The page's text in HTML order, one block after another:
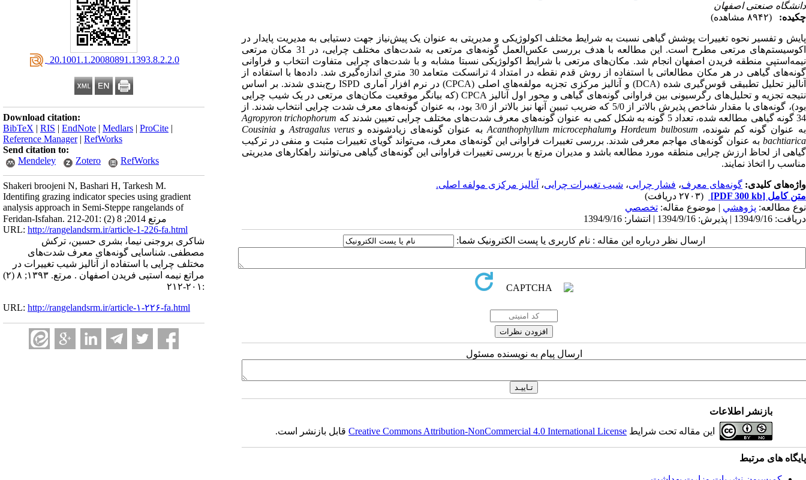
‎ 20.1001.1.20080891.1393.8.2.2.0
Download citation:
BibTeX | RIS | EndNote | Medlars | ProCite |
Reference Manager| RefWorks
Send citation to:
Mendeley
Zotero RefWorks
Shakeri broojeni N, Bashari H, Tarkesh M.
Identifing grazing indicator species using gradient
analysis approach in Semi-Steppe rangelands of
Feridan-Isfahan. مرتع 2014; 8 (2) :201-212
URL: http://rangelandsrm.ir/article-1-226-fa.html
شاکری بروجنی نیما، بشری حسین، ترکش
مصطفی. شناسایی گونه‌های معرف شدت‌های
مختلف چرایی با استفاده از آنالیز شیب تغییرات در
مراتع نیمه استپی فریدن اصفهان . مرتع. ۱۳۹۳; ۸ (۲)
:۲۰۱-۲۱۲
URL: http://rangelandsrm.ir/article-۱-۲۲۶-fa.html
دانشگاه صنعتی اصفهان
چکیده:
(۸۹۴۲ مشاهده)
پایش و تفسیر نحوه تغییرات پوشش گیاهی نسبت به شرایط مختلف اکولوژیکی و مدیریتی به عنوان یک پیش‌نیاز جهت دستیابی به مدیریت پایدار در
اکوسیستم‌های مرتعی مطرح است. این مطالعه با هدف بررسی عکس‌العمل گونه‌های مرتعی به شدت‌های مختلف چرایی، در 31 مکان مرتعی
نیمه‌استپی منطقه فریدن اصفهان انجام شد. مکان‌های مرتعی با شرایط اکولوژیکی نسبتا مشابه و با شدت‌های چرایی متفاوت انتخاب و فراوانی
گونه‌های گیاهی در هر مکان مطالعاتی با استفاده از روش قدم نقطه در امتداد 4 ترانسکت متعامد 30 متری اندازه‌گیری شد. داده‌ها با استفاده از
آنالیز تحلیل تطبیقی قوس‌گیری شده (DCA) و آنالیز مرکزی تجزیه‌ مولفه‌های اصلی (CPCA) در نرم افزار آماری ISPDرج‌بندی شدند. بر اساس
نتیجه‌ تجزیه و تحلیل‌های رگرسیونی بین فراوانی گونه‌های گیاهی و محور اول آنالیز CPCA (که بیانگر موقعیت مکان‌های مرتعی در یک شیب چرایی
بود)، گونه‌های با مقدار شاخص پذیرش بالاتر از 5/0 که ضریب تبیین آنها نیز بالاتر از 3/0 بود، به عنوان گونه‌های معرف شدت چرایی انتخاب شدند. از
34 گونه‌ گیاهی مطالعه شده، تعداد 5 گونه‌ به شکل کمی به عنوان گونه‌های معرف شدت‌های مختلف چرایی تعیین شدند که
Agropyron trichophorum
به عنوان گونه کم شونده، Hordeum bulbosum وAcanthophyllum microcephalum به عنوان گونه‌های زیاد‌شونده وAstragalus verus و Cousinia
bachtiarica به عنوان گونه‌های مهاجم معرفی شدند. بررسی تغییرات فراوانی این گونه‌های معرف، می‌تواند گویای تغییرات مثبت و منفی در ترکیب
گیاهی از لحاظ ارزش چرایی منطقه مورد مطالعه باشد و مدیران مرتع با بررسی تغییرات فراوانی این گونه‌های گیاهی می‌توانند راهکارهای مدیریتی
مناسب را اتخاذ نمایند.
واژه‌های کلیدی: گونه‌های معرف، فشار چرایی، شیب تغییرات چرایی، آنالیز مرکزی مولفه اصلی.
متن کامل [PDF 300 kb]
(۲۷۰۳ دریافت)
نوع مطالعه: پژوهشي | موضوع مقاله: تخصصي
دریافت: 1394/9/16 | پذیرش: 1394/9/16 | انتشار: 1394/9/16
ارسال نظر درباره این مقاله : نام کاربری یا پست الکترونیک شما:
ارسال پیام به نویسنده مسئول
بازنشر اطلاعات
این مقاله تحت شرایط Creative Commons Attribution-NonCommercial 4.0 International Licenseقابل بازنشر است.
پایگاه های مرتبط